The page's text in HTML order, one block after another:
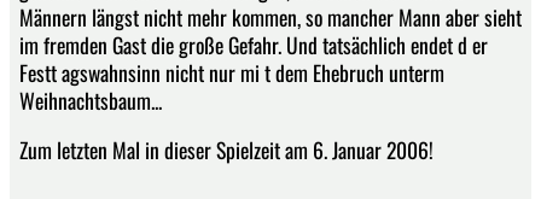
Männern längst nicht mehr kommen, so mancher Mann aber sieht
im fremden Gast die große Gefahr. Und tatsächlich endet d er
Festt agswahnsinn nicht nur mi t dem Ehebruch unterm
Weihnachtsbaum...
Zum letzten Mal in dieser Spielzeit am 6. Januar 2006!